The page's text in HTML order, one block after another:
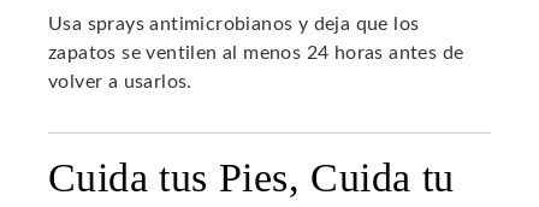
Usa sprays antimicrobianos y deja que los
zapatos se ventilen al menos 24 horas antes de
volver a usarlos.
Cuida tus Pies, Cuida tu